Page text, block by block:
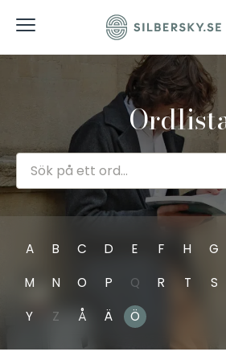
A B C D E F H G
M
N O P Q R T S
Y
Z Å Ä Ö